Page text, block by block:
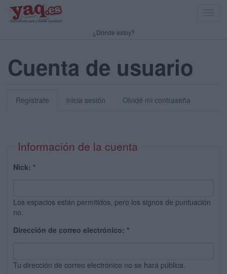
¿Dónde estoy?
Cuenta de usuario
Regístrate inicia sesión Olvidé mi contraseña
Información de la cuenta
Nick: *
Los espacios están permitidos, pero los signos de puntuación
no.
Dirección de correo electrónico: *
Tu dirección de correo electrónico no se hará pública.